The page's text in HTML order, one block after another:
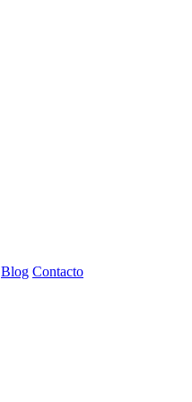
Blog Contacto